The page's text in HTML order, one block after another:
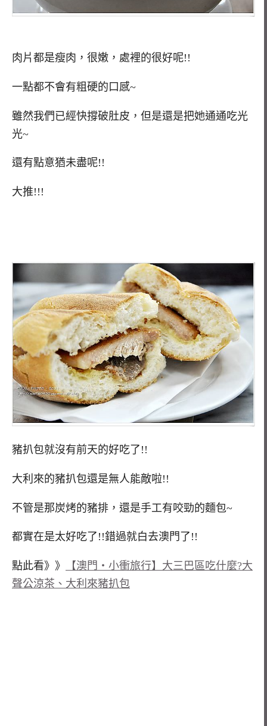
肉片都是瘦肉，很嫩，處裡的很好呢!!
一點都不會有粗硬的口感~
雖然我們已經快撐破肚皮，但是還是把她通通吃光
光~
還有點意猶未盡呢!!
大推!!!
豬扒包就沒有前天的好吃了!!
大利來的豬扒包還是無人能敵啦!!
不管是那炭烤的豬排，還是手工有咬勁的麵包~
都實在是太好吃了!!錯過就白去澳門了!!
點此看》》
【澳門‧小衝旅行】大三巴區吃什麼?大
聲公涼茶、大利來豬扒包